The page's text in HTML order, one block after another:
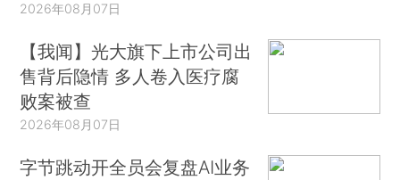
2026年08月07日
【我闻】光大旗下上市公司出
售背后隐情 多人卷入医疗腐
败案被查
2026年08月07日
字节跳动开全员会复盘AI业务